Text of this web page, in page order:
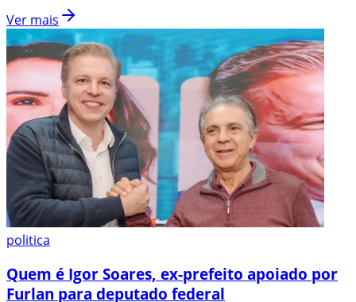
Ver mais
politica
Quem é Igor Soares, ex-prefeito apoiado por
Furlan para deputado federal